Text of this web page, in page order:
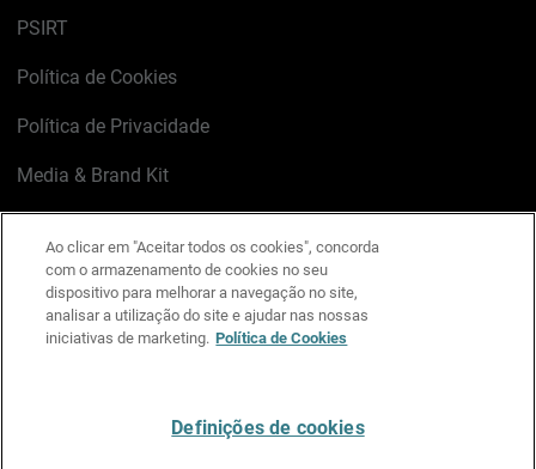
PSIRT
Política de Cookies
Política de Privacidade
Media & Brand Kit
LinkedIn
X FacebookInstagram
YouTube
Ao clicar em "Aceitar todos os cookies", concorda
com o armazenamento de cookies no seu
dispositivo para melhorar a navegação no site,
analisar a utilização do site e ajudar nas nossas
iniciativas de marketing. Política de Cookies
Definições de cookies